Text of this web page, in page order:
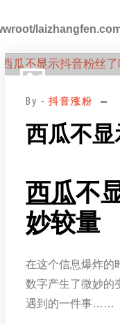
By -抖音涨粉
西瓜不
西瓜不
妙较量
在这个信息爆炸的
数字产生了微妙的
遇到的一件事……